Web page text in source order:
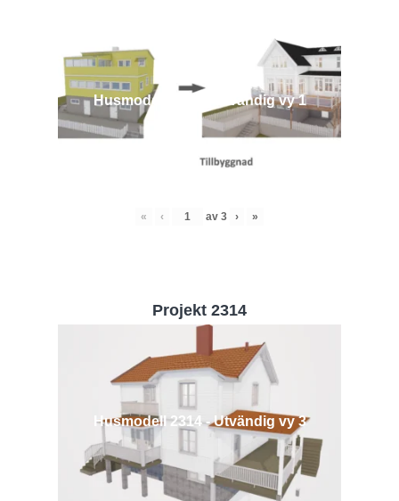
Husmodell 1970 - Utvändig vy 1
« ‹ av 3 › »
Projekt 2314
Husmodell 2314 - Utvändig vy 3